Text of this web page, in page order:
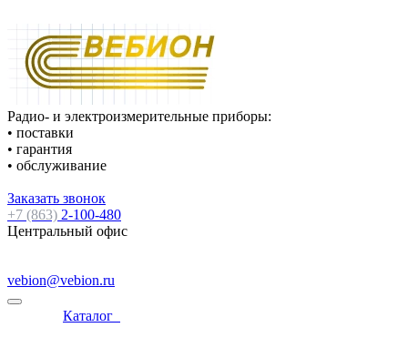
Радио- и электроизмерительные приборы:
• поставки
• гарантия
• обслуживание
Заказать звонок
+7 (863) 2-100-480
Центральный офис
vebion@vebion.ru
Каталог